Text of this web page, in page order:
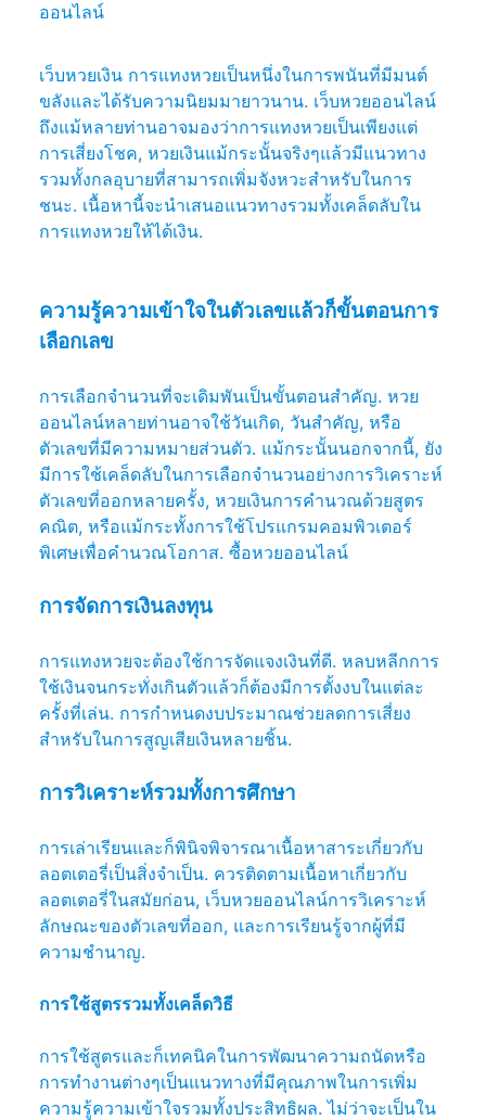
ออนไลน์
เว็บหวยเงิน การแทงหวยเป็นหนึ่งในการพนันที่มีมนต์
ขลังและได้รับความนิยมมายาวนาน. เว็บหวยออนไลน์
ถึงแม้หลายท่านอาจมองว่าการแทงหวยเป็นเพียงแต่
การเสี่ยงโชค, หวยเงินแม้กระนั้นจริงๆแล้วมีแนวทาง
รวมทั้งกลอุบายที่สามารถเพิ่มจังหวะสำหรับในการ
ชนะ. เนื้อหานี้จะนำเสนอแนวทางรวมทั้งเคล็ดลับใน
การแทงหวยให้ได้เงิน.
ความรู้ความเข้าใจในตัวเลขแล้วก็ขั้นตอนการ
เลือกเลข
การเลือกจำนวนที่จะเดิมพันเป็นขั้นตอนสำคัญ. หวย
ออนไลน์หลายท่านอาจใช้วันเกิด, วันสำคัญ, หรือ
ตัวเลขที่มีความหมายส่วนตัว. แม้กระนั้นนอกจากนี้, ยัง
มีการใช้เคล็ดลับในการเลือกจำนวนอย่างการวิเคราะห์
ตัวเลขที่ออกหลายครั้ง, หวยเงินการคำนวณด้วยสูตร
คณิต, หรือแม้กระทั้งการใช้โปรแกรมคอมพิวเตอร์
พิเศษเพื่อคำนวณโอกาส. ซื้อหวยออนไลน์
การจัดการเงินลงทุน
การแทงหวยจะต้องใช้การจัดแจงเงินที่ดี. หลบหลีกการ
ใช้เงินจนกระทั่งเกินตัวแล้วก็ต้องมีการตั้งงบในแต่ละ
ครั้งที่เล่น. การกำหนดงบประมาณช่วยลดการเสี่ยง
สำหรับในการสูญเสียเงินหลายชิ้น.
การวิเคราะห์รวมทั้งการศึกษา
การเล่าเรียนและก็พินิจพิจารณาเนื้อหาสาระเกี่ยวกับ
ลอตเตอรี่เป็นสิ่งจำเป็น. ควรติดตามเนื้อหาเกี่ยวกับ
ลอตเตอรี่ในสมัยก่อน, เว็บหวยออนไลน์การวิเคราะห์
ลักษณะของตัวเลขที่ออก, และการเรียนรู้จากผู้ที่มี
ความชำนาญ.
การใช้สูตรรวมทั้งเคล็ดวิธี
การใช้สูตรและก็เทคนิคในการพัฒนาความถนัดหรือ
การทำงานต่างๆเป็นแนวทางที่มีคุณภาพในการเพิ่ม
ความรู้ความเข้าใจรวมทั้งประสิทธิผล. ไม่ว่าจะเป็นใน